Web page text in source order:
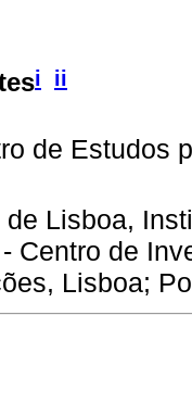
i ii
de Estudos
Lisboa,
Centro de
Lisboa;